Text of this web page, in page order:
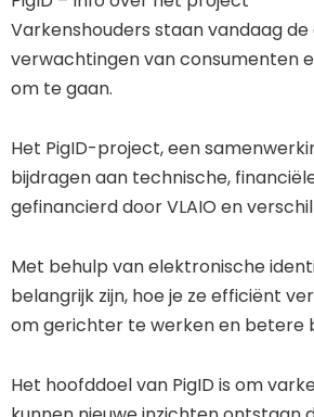
Varkenshouders staan vandaag
verwachtingen van consumenten
om te gaan.
Het PigID-project, een
bijdragen aan technische,
gefinancierd door VLAIO en
Met behulp van elektronische
belangrijk zijn, hoe je ze efficiënt
om gerichter te werken en betere
Het hoofddoel van PigID is om